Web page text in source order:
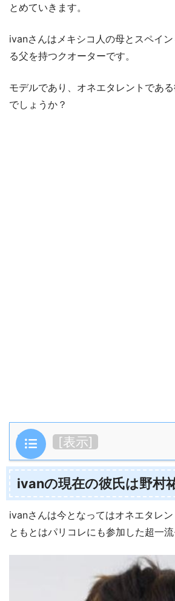
とめていきます。
ivanさんはメキシコ人の母とスペイ
る父を持つクオーターです。
モデルであり、オネエタレントであ
でしょうか？
目次 [表示]
ivanの現在の彼氏は野村
ivanさんは今となってはオネエタレ
ともとはパリコレにも参加した超一流